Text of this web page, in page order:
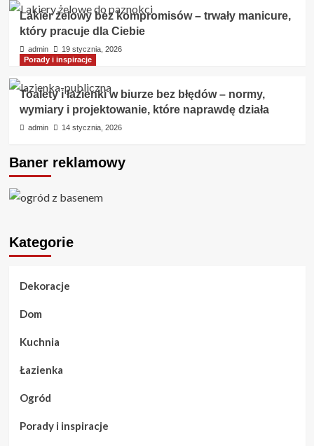
Lakier żelowy bez kompromisów – trwały manicure,
który pracuje dla Ciebie
admin
19 stycznia, 2026
Porady i inspiracje
Toalety i łazienki w biurze bez błędów – normy,
wymiary i projektowanie, które naprawdę działa
admin 14 stycznia, 2026
Baner reklamowy
Kategorie
Dekoracje
Dom
Kuchnia
Łazienka
Ogród
Porady i inspiracje